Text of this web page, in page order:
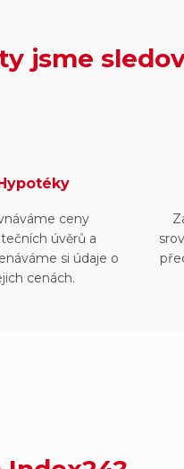
jsme
Hypotéky
ceny
úvěrů a
si údaje o
cenách.